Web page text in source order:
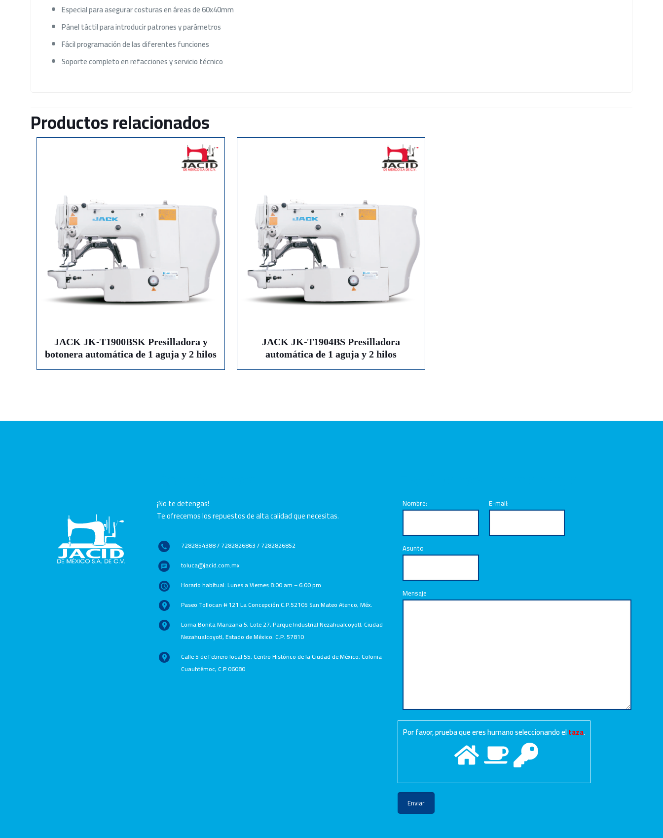
Especial para asegurar costuras en áreas de 60x40mm
Pánel táctil para introducir patrones y parámetros
Fácil programación de las diferentes funciones
Soporte completo en refacciones y servicio técnico
Productos relacionados
JACK JK-T1900BSK Presilladora y
botonera automática de 1 aguja y 2 hilos
JACK JK-T1904BS Presilladora
automática de 1 aguja y 2 hilos
¡No te detengas!
Te ofrecemos los repuestos de alta calidad que necesitas.
7282854388 / 7282826863 / 7282826852
toluca@jacid.com.mx
Horario habitual: Lunes a Viernes 8:00 am – 6:00 pm
Paseo Tollocan # 121 La Concepción C.P.52105 San Mateo Atenco, Méx.
Loma Bonita Manzana 5, Lote 27, Parque Industrial Nezahualcoyotl, Ciudad
Nezahualcoyotl, Estado de México. C.P. 57810
Calle 5 de Febrero local 55, Centro Histórico de la Ciudad de México, Colonia
Cuauhtémoc, C.P 06080
Nombre: E-mail:
Asunto
Mensaje
Por favor, prueba que eres humano seleccionando eltaza.